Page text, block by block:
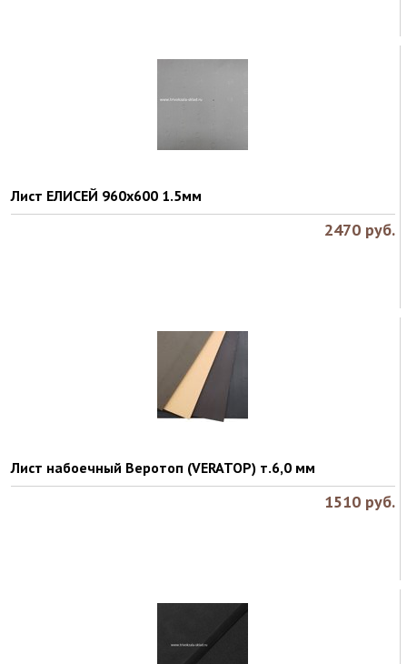
Лист ЕЛИСЕЙ 960х600 1.5мм
2470 руб.
Лист набоечный Веротоп (VERATOP) т.6,0 мм
1510 руб.